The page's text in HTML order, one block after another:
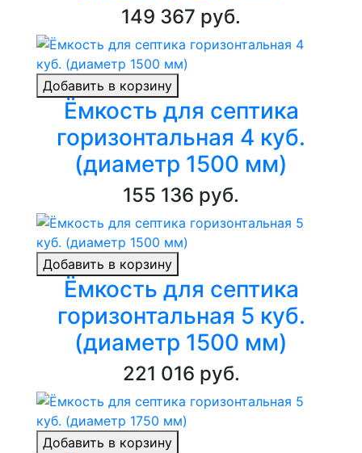
149 367 руб.
Добавить в корзину
Ёмкость для септика
горизонтальная 4 куб.
(диаметр 1500 мм)
155 136 руб.
Добавить в корзину
Ёмкость для септика
горизонтальная 5 куб.
(диаметр 1500 мм)
221 016 руб.
Добавить в корзину